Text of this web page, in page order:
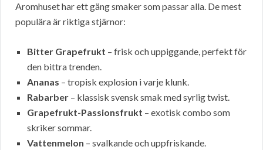
Aromhuset har ett gäng smaker som passar alla. De mest
populära är riktiga stjärnor:
Bitter Grapefrukt – frisk och uppiggande, perfekt för
den bittra trenden.
Ananas – tropisk explosion i varje klunk.
Rabarber – klassisk svensk smak med syrlig twist.
Grapefrukt-Passionsfrukt – exotisk combo som
skriker sommar.
Vattenmelon – svalkande och uppfriskande.